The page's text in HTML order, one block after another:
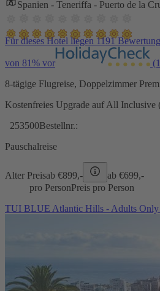
Spanien - Teneriffa - Puerto de la
Für dieses Hotel liegen 1191
von 81% vor
8-tägige Flugreise, Doppelzimmer
Kostenfreies Upgrade auf All Inclusive
253500Bestellnr.:
Pauschalreise
Alter Preisab €899,- ab €699,-
pro PersonPreis pro Person
TUI BLUE Atlantic Hills - Adults Only